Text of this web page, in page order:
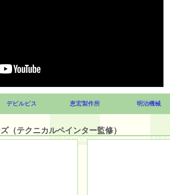
デビルビス 恵宏製作所 明治機械
テクニカルペインター監修）